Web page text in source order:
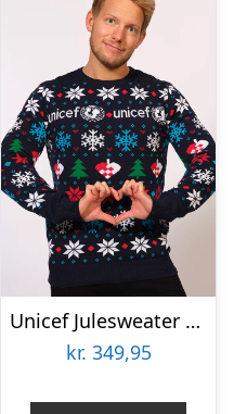
Unicef Julesweater – herre / mænd.
kr. 349,95